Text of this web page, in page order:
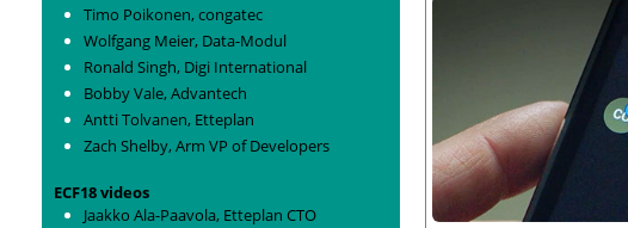
Timo Poikonen, congatec
Wolfgang Meier, Data-Modul
Ronald Singh, Digi International
Bobby Vale, Advantech
Antti Tolvanen, Etteplan
Zach Shelby, Arm VP of Developers
ECF18 videos
Jaakko Ala-Paavola, Etteplan CTO